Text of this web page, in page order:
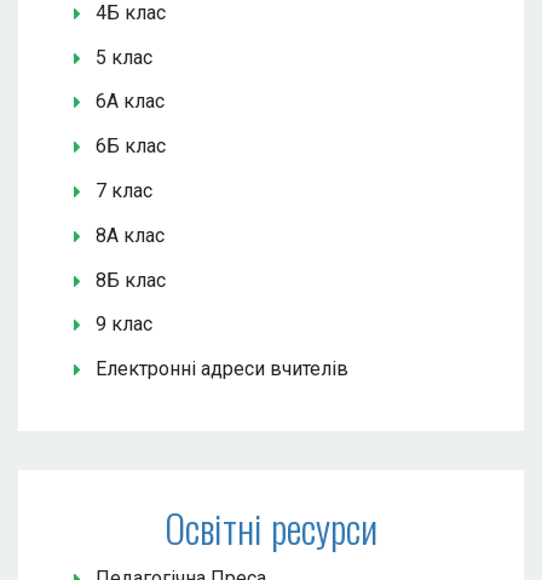
4Б клас
5 клас
6А клас
6Б клас
7 клас
8А клас
8Б клас
9 клас
Електронні адреси вчителів
Освітні ресурси